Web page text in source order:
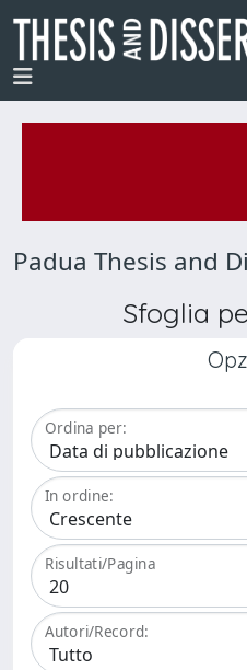
Padua Thesis and
Sfoglia
Ordina per:
In ordine:
Risultati/Pagina
Autori/Record: